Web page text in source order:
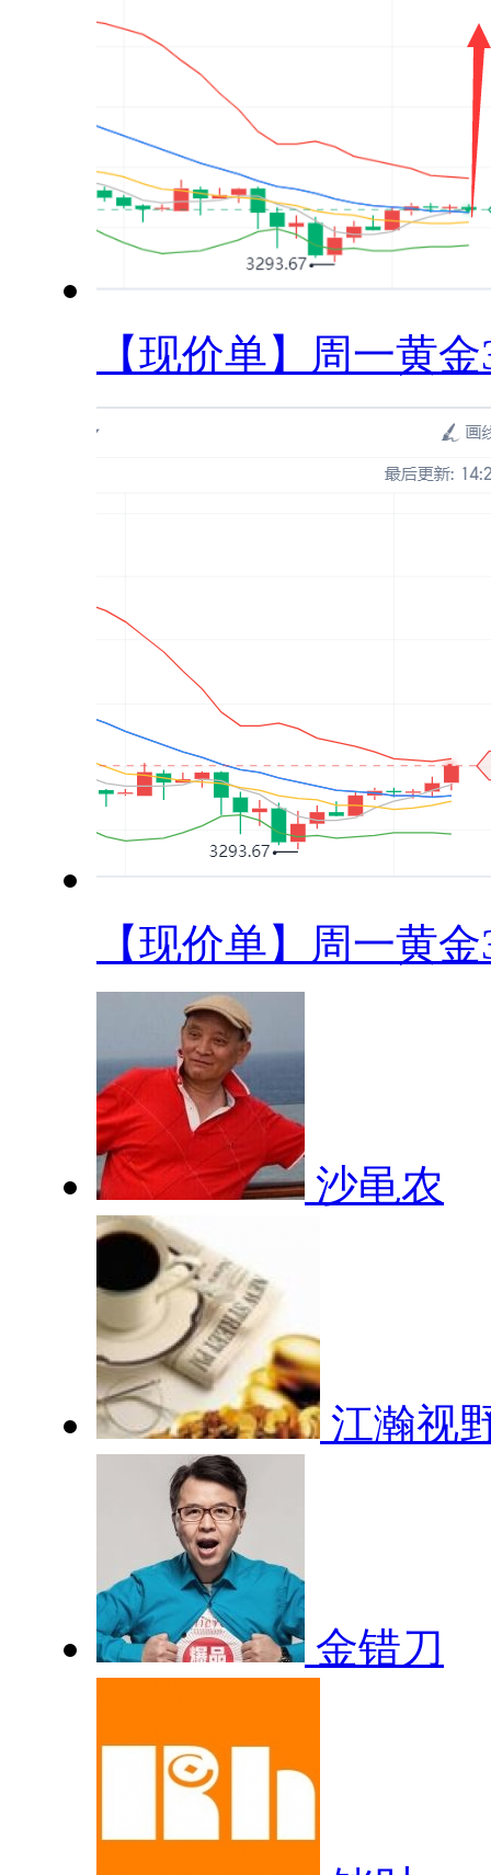
【现价单】周一黄金
【现价单】周一黄金
沙黾农
江瀚视
金错刀